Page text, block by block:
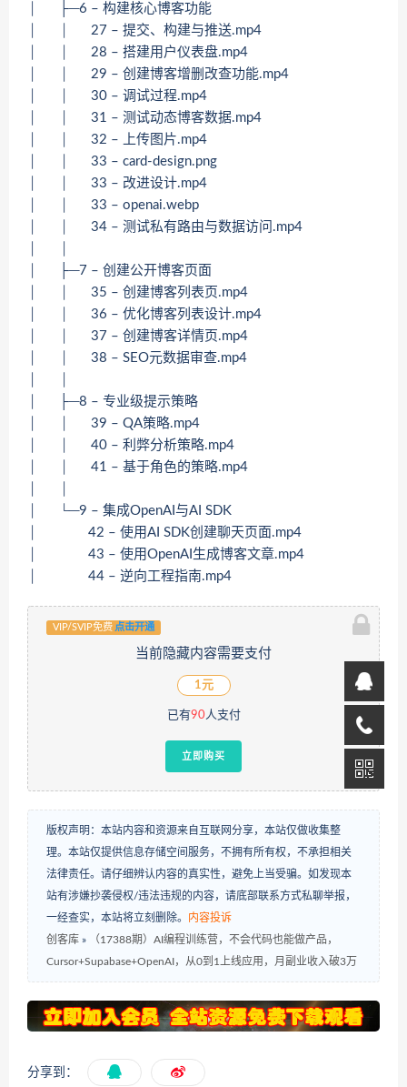
│ ├─6 – 构建核心博客功能
│ │ 27 – 提交、构建与推送.mp4
│ │ 28 – 搭建用户仪表盘.mp4
│ │ 29 – 创建博客增删改查功能.mp4
│ │ 30 – 调试过程.mp4
│ │ 31 – 测试动态博客数据.mp4
│ │ 32 – 上传图片.mp4
│ │ 33 – card-design.png
│ │ 33 – 改进设计.mp4
│ │ 33 – openai.webp
│ │ 34 – 测试私有路由与数据访问.mp4
│ ├─7 – 创建公开博客页面
│ │ 35 – 创建博客列表页.mp4
│ │ 36 – 优化博客列表设计.mp4
│ │ 37 – 创建博客详情页.mp4
│ │ 38 – SEO元数据审查.mp4
│ ├─8 – 专业级提示策略
│ │ 39 – QA策略.mp4
│ │ 40 – 利弊分析策略.mp4
│ │ 41 – 基于角色的策略.mp4
│ └─9 – 集成OpenAI与AI SDK
│ 42 – 使用AI SDK创建聊天页面.mp4
│ 43 – 使用OpenAI生成博客文章.mp4
│ 44 – 逆向工程指南.mp4
VIP/SVIP免费 点击开通
当前隐藏内容需要支付
1元
已有90人支付
立即购买
版权声明：本站内容和资源来自互联网分享，本站仅做收集整
理。本站仅提供信息存储空间服务，不拥有所有权，不承担相关
法律责任。请仔细辨认内容的真实性，避免上当受骗。如发现本
站有涉嫌抄袭侵权/违法违规的内容，请底部联系方式私聊举报，
一经查实，本站将立刻删除。 内容投诉
创客库 »
（17388期）AI编程训练营，不会代码也能做产品，
Cursor+Supabase+OpenAI，从0到1上线应用，月副业收入破3万
分享到：